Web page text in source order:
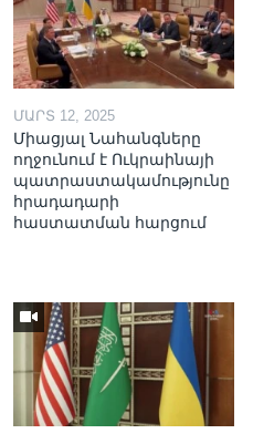
ՄԱՐՏ 12, 2025
Միացյալ Նահանգները
ողջունում է Ուկրաինայի
պատրաստակամությունը
հրադադարի
հաստատման հարցում